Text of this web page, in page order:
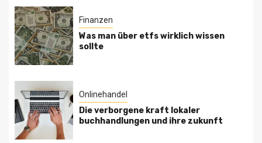
Finanzen
Was man über etfs wirklich wissen
sollte
Onlinehandel
Die verborgene kraft lokaler
buchhandlungen und ihre zukunft